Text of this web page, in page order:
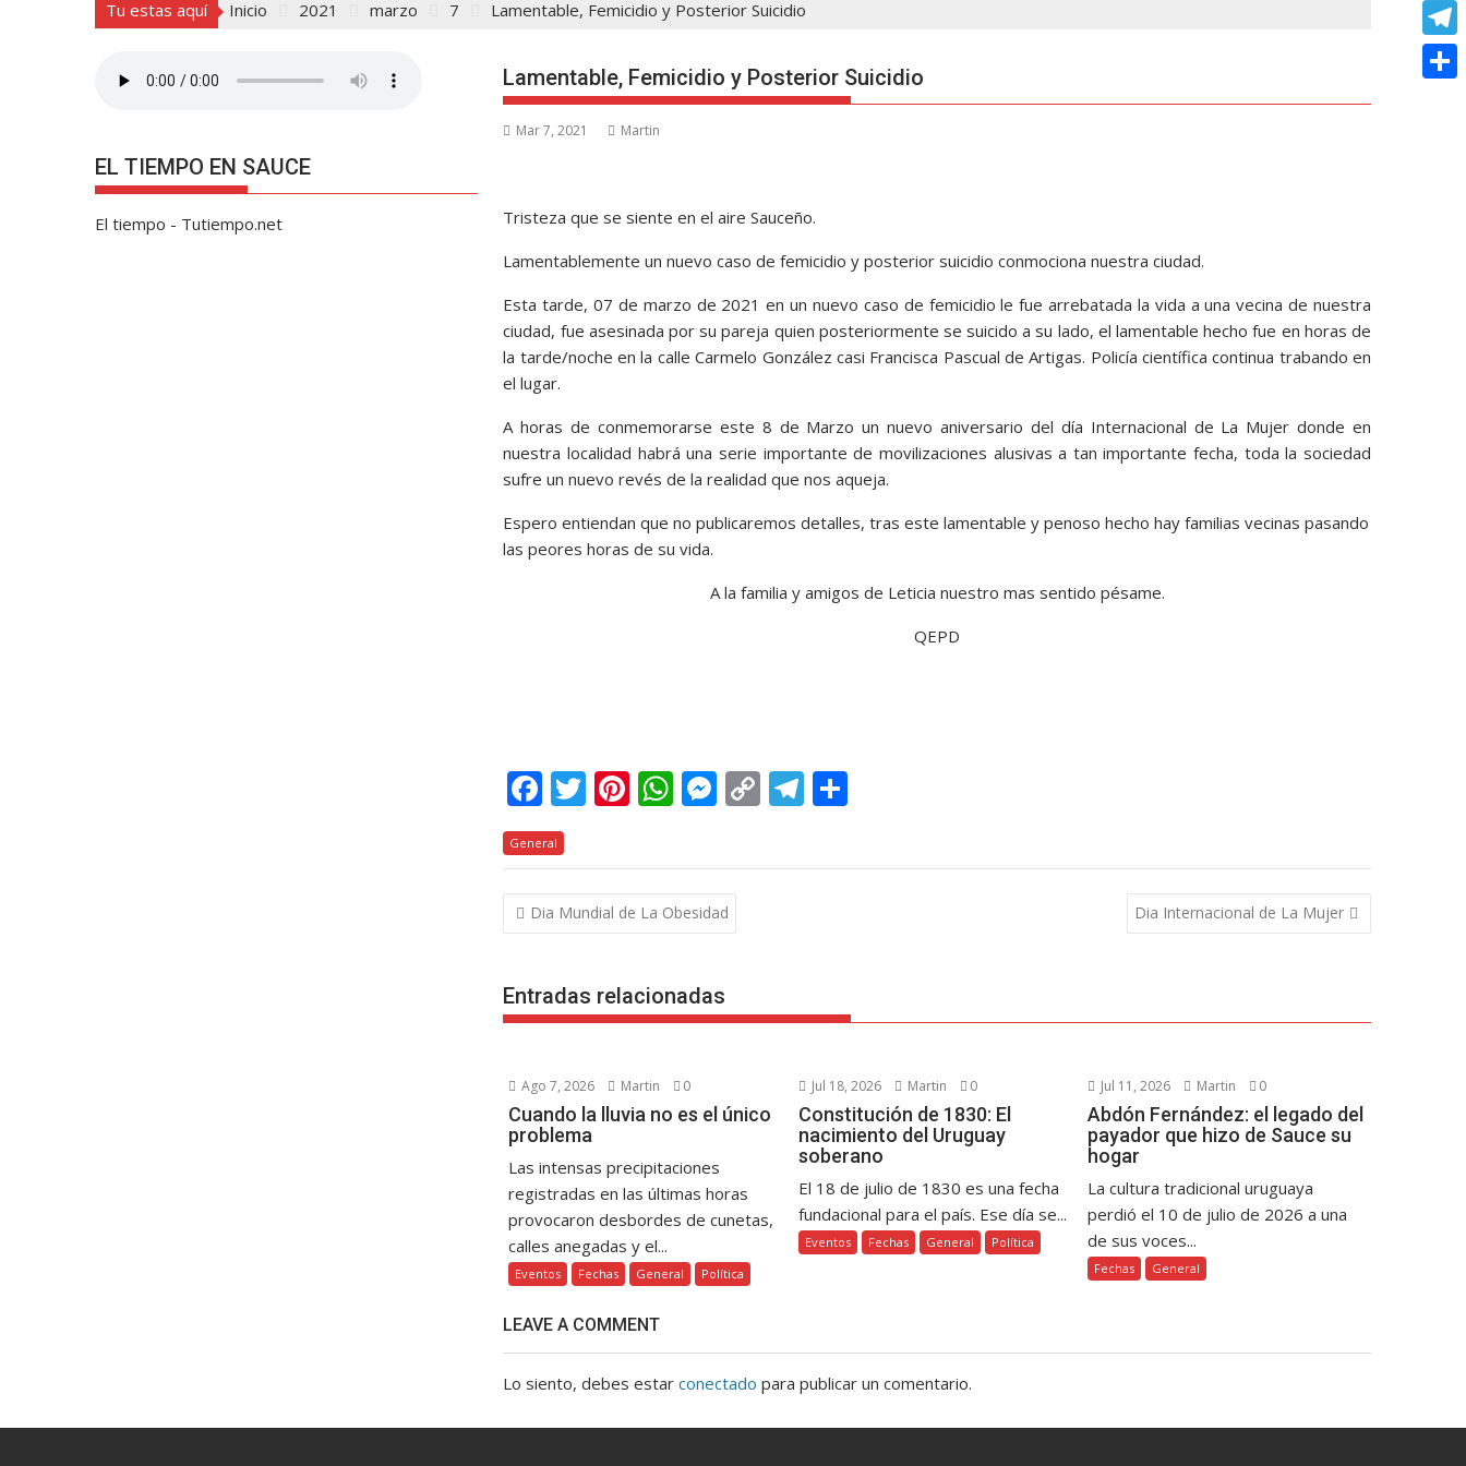
Tu estas aquí Inicio 2021 marzo 7 Lamentable, Femicidio y Posterior Suicidio
Lamentable, Femicidio y Posterior Suicidio
Mar 7, 2021 Martin
Tristeza que se siente en el aire Sauceño.
Lamentablemente un nuevo caso de femicidio y posterior suicidio conmociona nuestra ciudad.
Esta tarde, 07 de marzo de 2021 en un nuevo caso de femicidio le fue arrebatada la vida a una vecina de nuestra
ciudad, fue asesinada por su pareja quien posteriormente se suicido a su lado, el lamentable hecho fue en horas de
la tarde/noche en la calle Carmelo González casi Francisca Pascual de Artigas. Policía científica continua trabando en
el lugar.
A horas de conmemorarse este 8 de Marzo un nuevo aniversario del día Internacional de La Mujer donde en
nuestra localidad habrá una serie importante de movilizaciones alusivas a tan importante fecha, toda la sociedad
sufre un nuevo revés de la realidad que nos aqueja.
Espero entiendan que no publicaremos detalles, tras este lamentable y penoso hecho hay familias vecinas pasando
las peores horas de su vida.
A la familia y amigos de Leticia nuestro mas sentido pésame.
QEPD
F
ac
e
b
o
k
T
itt
er
Pi
er
e
st
W
at
s
A
p
M
ss
e
n
er
C
p
T
e m
General
Navegación
de
Dia Mundial de La Obesidad Dia Internacional de La Mujer
Entradas relacionadas
Ago 7, 2026 Martin 0
Cuando la lluvia no es el único
problema
Las intensas precipitaciones
registradas en las últimas horas
provocaron desbordes de cunetas,
calles anegadas y el...
Eventos Fechas General Política
Jul 18, 2026 Martin 0
Constitución de 1830: El
nacimiento del Uruguay
soberano
El 18 de julio de 1830 es una fecha
fundacional para el país. Ese día se...
Eventos Fechas General Política
Jul 11, 2026 Martin 0
Abdón Fernández: el legado del
payador que hizo de Sauce su
hogar
La cultura tradicional uruguaya
perdió el 10 de julio de 2026 a una
de sus voces...
Fechas General
LEAVE A COMMENT
Lo siento, debes estarconectado para publicar un comentario.
EL TIEMPO EN SAUCE
El tiempo - Tutiempo.net
k
e
r
e
r
t
s
s
s
C
o
p
T